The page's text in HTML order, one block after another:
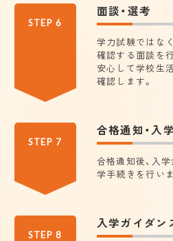
STEP 6
面談・選考
学力試験ではな
確認する面談を
安心して学校生
確認します。
STEP 7
合格通知・入
合格通知後、入学
学手続きを行いま
STEP 8
入学ガイダン